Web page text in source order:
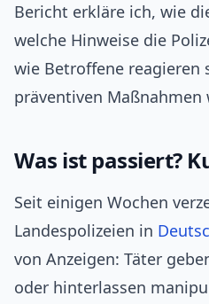
Bericht erkläre ich, wie
welche Hinweise die
wie Betroffene reagieren
präventiven
Was ist passiert?
Seit einigen Wochen
Landespolizeien in
von Anzeigen: Täter
oder hinterlassen